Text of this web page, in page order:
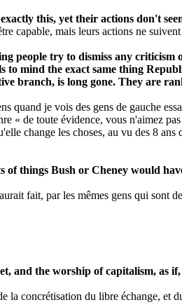
this, yet their actions don't
capable, mais leurs actions ne suivent
people try to dismiss any criticism
mind the exact same thing
branch, is long gone. They are
quand je vois des gens de gauche
« de toute évidence, vous n'aimez
change les choses, au vu des 8
things Bush or Cheney would
fait, par les mêmes gens qui sont
and the worship of capitalism, as
la concrétisation du libre échange, et